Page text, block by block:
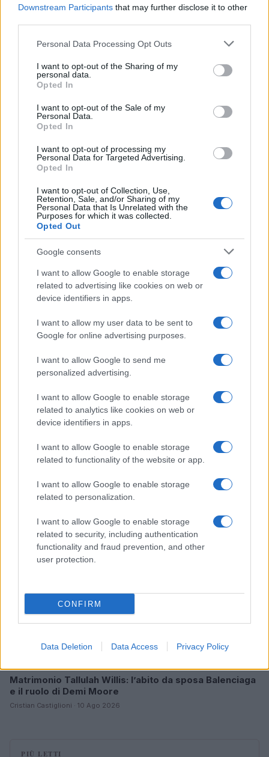
Downstream Participants that may further disclose it to other
Please note that this website/app uses one or more Google
not limited to your visit or usage behaviour. You may click to
grant or deny consent to Google and its third-party tags to
use your data for below specified purposes in below Google
consent section.
Personal Data Processing Opt Outs
I want to opt-out of the Sharing of my
personal data.
Opted In
I want to opt-out of the Sale of my
Personal Data.
Opted In
I want to opt-out of processing my
Personal Data for Targeted Advertising.
Opted In
I want to opt-out of Collection, Use,
Retention, Sale, and/or Sharing of my
Personal Data that Is Unrelated with the
Purposes for which it was collected.
Opted Out
Google consents
I want to allow Google to enable storage
related to advertising like cookies on web or
device identifiers in apps.
I want to allow my user data to be sent to
Google for online advertising purposes.
I want to allow Google to send me
personalized advertising.
I want to allow Google to enable storage
related to analytics like cookies on web or
device identifiers in apps.
I want to allow Google to enable storage
related to functionality of the website or app.
I want to allow Google to enable storage
related to personalization.
I want to allow Google to enable storage
related to security, including authentication
functionality and fraud prevention, and other
user protection.
CONFIRM
Data Deletion Data Access Privacy Policy
Continua a leggere
ALIMENTAZIONE
Brooklyn Beckham e la ricetta controversa con
l’acqua di mare
Makeup timeless effetto diva: base luminosa step-by-
Camilla Fiore · 10 Ago 2026
Matrimonio Tallulah Willis: l’abito da sposa Balenciaga
e il ruolo di Demi Moore
Cristian Castiglioni · 10 Ago 2026
PIÙ LETTI